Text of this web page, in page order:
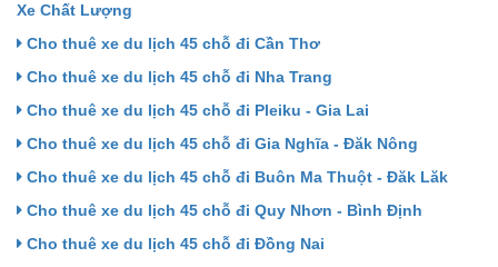
Xe Chất Lượng
Cho thuê xe du lịch 45 chỗ đi Cần Thơ
Cho thuê xe du lịch 45 chỗ đi Nha Trang
Cho thuê xe du lịch 45 chỗ đi Pleiku - Gia Lai
Cho thuê xe du lịch 45 chỗ đi Gia Nghĩa - Đăk Nông
Cho thuê xe du lịch 45 chỗ đi Buôn Ma Thuột - Đăk Lăk
Cho thuê xe du lịch 45 chỗ đi Quy Nhơn - Bình Định
Cho thuê xe du lịch 45 chỗ đi Đồng Nai